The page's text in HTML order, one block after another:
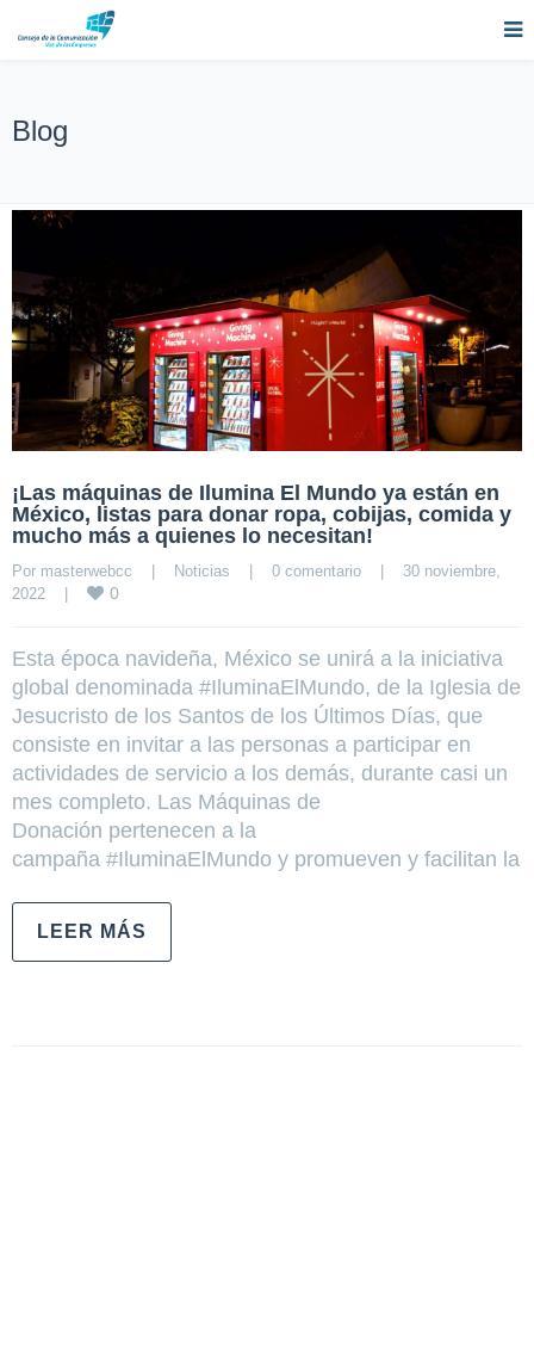
Blog
¡Las máquinas de Ilumina El Mundo ya están en
México, listas para donar ropa, cobijas, comida y
mucho más a quienes lo necesitan!
Por masterwebcc | Noticias | 0 comentario |
30 noviembre,
2022 | 0
Esta época navideña, México se unirá a la iniciativa
global denominada #IluminaElMundo, de la Iglesia de
Jesucristo de los Santos de los Últimos Días, que
consiste en invitar a las personas a participar en
actividades de servicio a los demás, durante casi un
mes completo. Las Máquinas de
Donación pertenecen a la
campaña #IluminaElMundo y promueven y facilitan la
LEER MÁS